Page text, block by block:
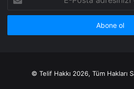
Posta
adresinizi
© Telif Hakkı 2026, Tüm Hakları